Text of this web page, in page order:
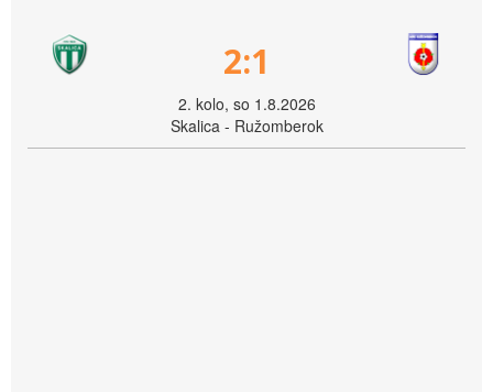
2:1
2. kolo, so 1.8.2026
Skalica - Ružomberok